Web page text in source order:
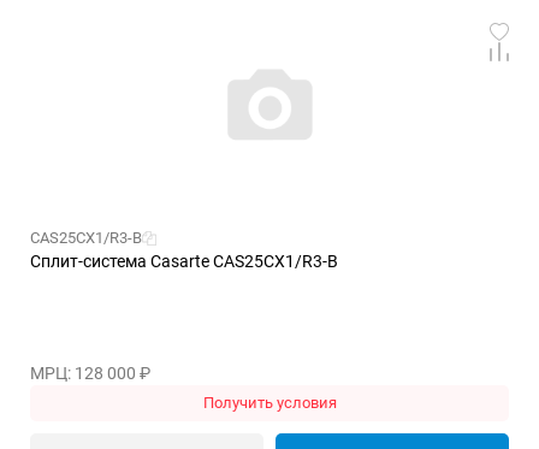
CAS25CX1/R3-B
Сплит-система Casarte CAS25CX1/R3-B
МРЦ: 128 000 ₽
Получить условия